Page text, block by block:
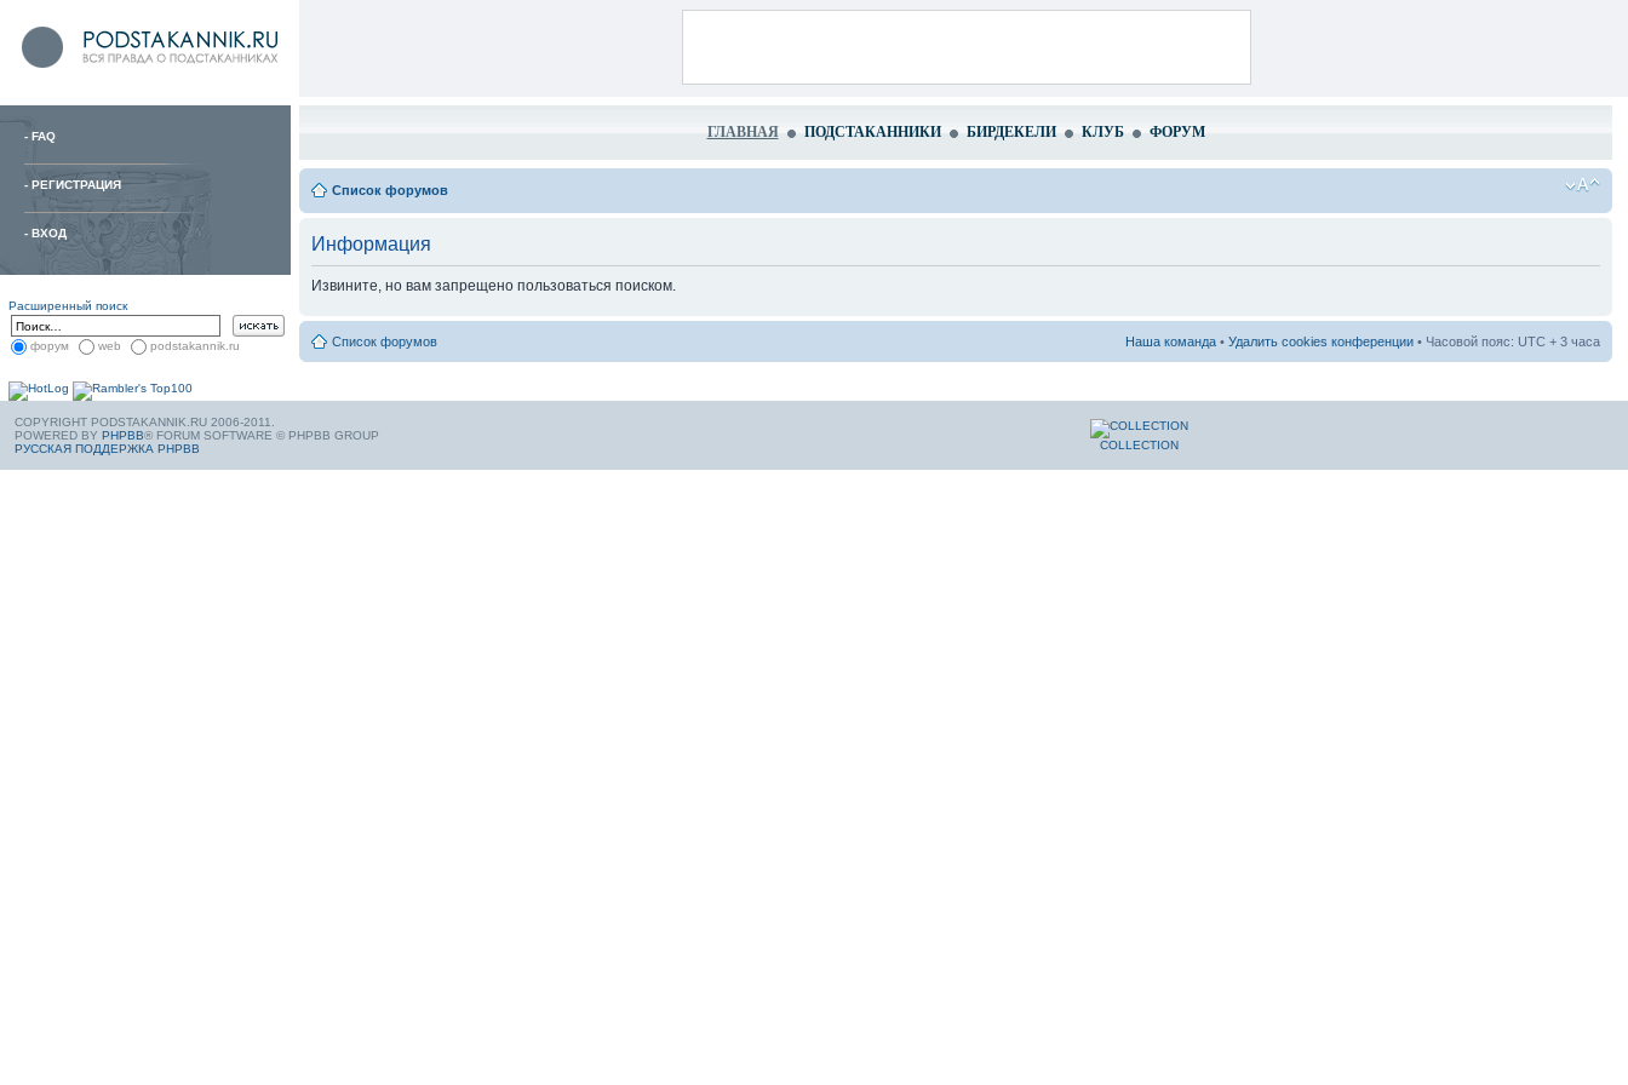
- FAQ
- РЕГИСТРАЦИЯ
- ВХОД
Расширенный поиск
форум web podstakannik.ru
ГЛАВНАЯ ПОДСТАКАННИКИ БИРДЕКЕЛИ КЛУБ ФОРУМ
Список форумов
Информация
Извините, но вам запрещено пользоваться поиском.
Список форумов Наша команда • Удалить cookies конференции • Часовой пояс: UTC + 3 часа
COPYRIGHT PODSTAKANNIK.RU 2006-2011.
POWERED BY PHPBB® FORUM SOFTWARE © PHPBB GROUP
РУССКАЯ ПОДДЕРЖКА PHPBB
COLLECTION